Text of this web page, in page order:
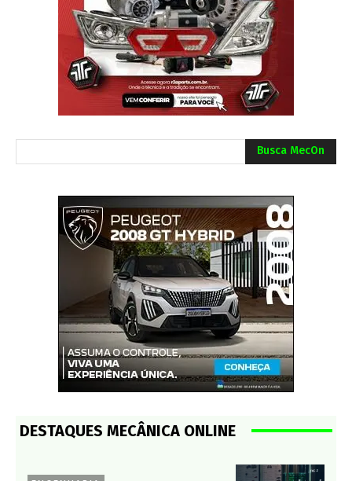
Busca MecOn
DESTAQUES MECÂNICA ONLINE